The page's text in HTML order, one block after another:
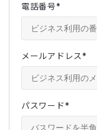
電話番号*
メールアドレス*
パスワード*